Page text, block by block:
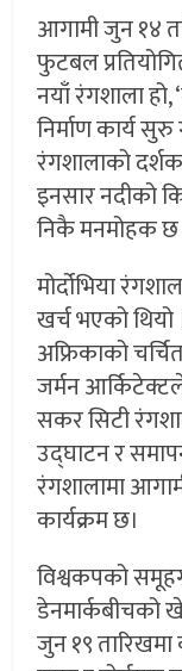
आगामी जुन १४
फुटबल
नयाँ रंगशाला हो,
निर्माण कार्य
रंगशालाको
इनसार नदीको
निकै मनमोहक छ
मोर्दोभिया
खर्च भएको थियो
अफ्रिकाको
जर्मन
सकर सिटी
उद्घाटन र
रंगशालामा
कार्यक्रम छ।
विश्वकपको
डेनमार्कबीचको
जुन १९ तारिखमा